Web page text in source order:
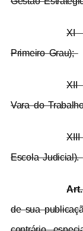
XI
Primeiro Grau);
XII
Vara do
Escola Judicial).
de sua